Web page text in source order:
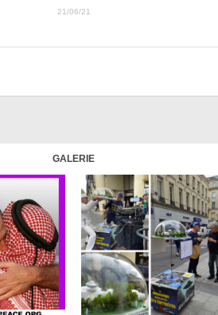
21/06/21
GALERIE